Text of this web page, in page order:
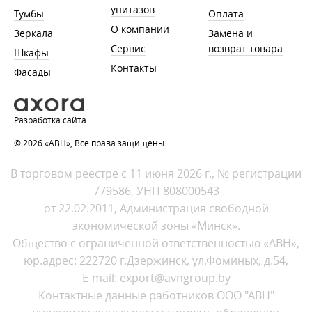
Тумбы
Зеркала
Шкафы
Фасады
унитазов
О компании
Сервис
Контакты
Оплата
Замена и
возврат товара
Разработка сайта
© 2026 «АВН», Все права защищены.
В торговом реестре с 11 июня 2026 г., № регистрации
779586, УНП 808000543
от 22.02.2011, Администрация свободной
экономической зоны «Минск».
Общество с ограниченной ответственностью «АВН»,
юр.адрес: 222720 г.Дзержинск, ул.Фоминых, д.54,
E-mail: export@avngroup.by
Контактные данные работников ООО "АВН"